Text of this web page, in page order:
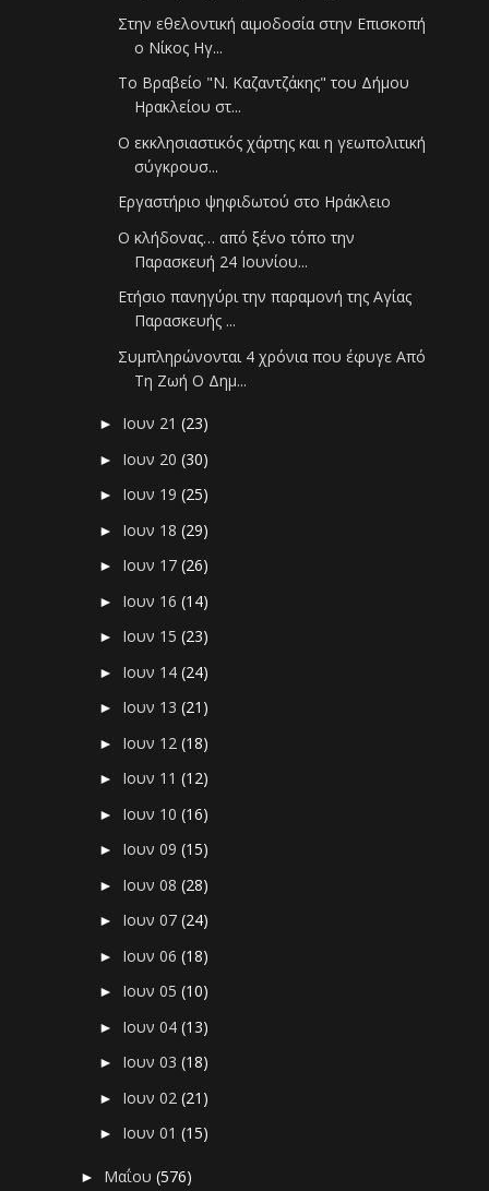
Στην εθελοντική αιμοδοσία στην Επισκοπή
ο Νίκος Ηγ...
To Βραβείο "Ν. Καζαντζάκης" του Δήμου
Ηρακλείου στ...
Ο εκκλησιαστικός χάρτης και η γεωπολιτική
σύγκρουσ...
Εργαστήριο ψηφιδωτού στο Ηράκλειο
Ο κλήδονας… από ξένο τόπο την
Παρασκευή 24 Ιουνίου...
Ετήσιο πανηγύρι την παραμονή της Αγίας
Παρασκευής ...
Συμπληρώνονται 4 χρόνια που έφυγε Από
Τη Ζωή Ο Δημ...
► Ιουν 21(23)
► Ιουν 20(30)
► Ιουν 19(25)
► Ιουν 18(29)
► Ιουν 17(26)
► Ιουν 16(14)
► Ιουν 15(23)
► Ιουν 14(24)
► Ιουν 13(21)
► Ιουν 12(18)
► Ιουν 11(12)
► Ιουν 10(16)
► Ιουν 09(15)
► Ιουν 08(28)
► Ιουν 07(24)
► Ιουν 06(18)
► Ιουν 05(10)
► Ιουν 04(13)
► Ιουν 03(18)
► Ιουν 02(21)
► Ιουν 01(15)
► Μαΐου(576)